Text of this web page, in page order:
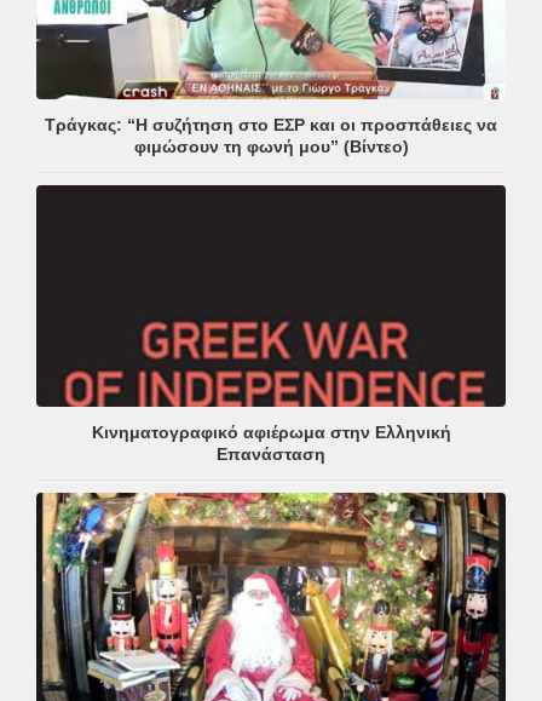
Τράγκας: “Η συζήτηση στο ΕΣΡ και οι προσπάθειες να
φιμώσουν τη φωνή μου” (Βίντεο)
Κινηματογραφικό αφιέρωμα στην Ελληνική
Επανάσταση